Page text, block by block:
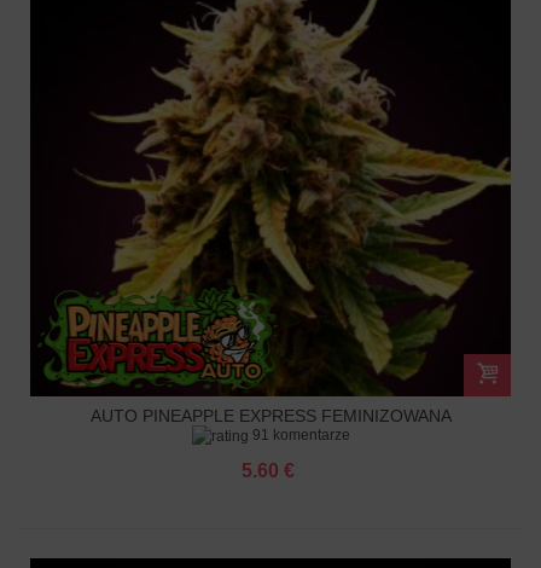
AUTO PINEAPPLE EXPRESS FEMINIZOWANA
91 komentarze
5.60 €